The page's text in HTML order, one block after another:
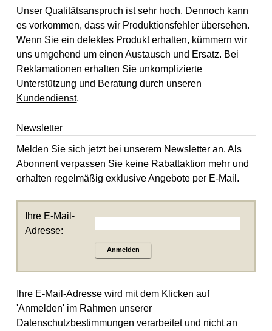
Unser Qualitätsanspruch ist sehr hoch. Dennoch kann
es vorkommen, dass wir Produktionsfehler übersehen.
Wenn Sie ein defektes Produkt erhalten, kümmern wir
uns umgehend um einen Austausch und Ersatz. Bei
Reklamationen erhalten Sie unkomplizierte
Unterstützung und Beratung durch unseren
Kundendienst.
Newsletter
Melden Sie sich jetzt bei unserem Newsletter an. Als
Abonnent verpassen Sie keine Rabattaktion mehr und
erhalten regelmäßig exklusive Angebote per E-Mail.
Ihre E-Mail-
Adresse:
Anmelden
Ihre E-Mail-Adresse wird mit dem Klicken auf
'Anmelden' im Rahmen unserer
Datenschutzbestimmungen verarbeitet und nicht an